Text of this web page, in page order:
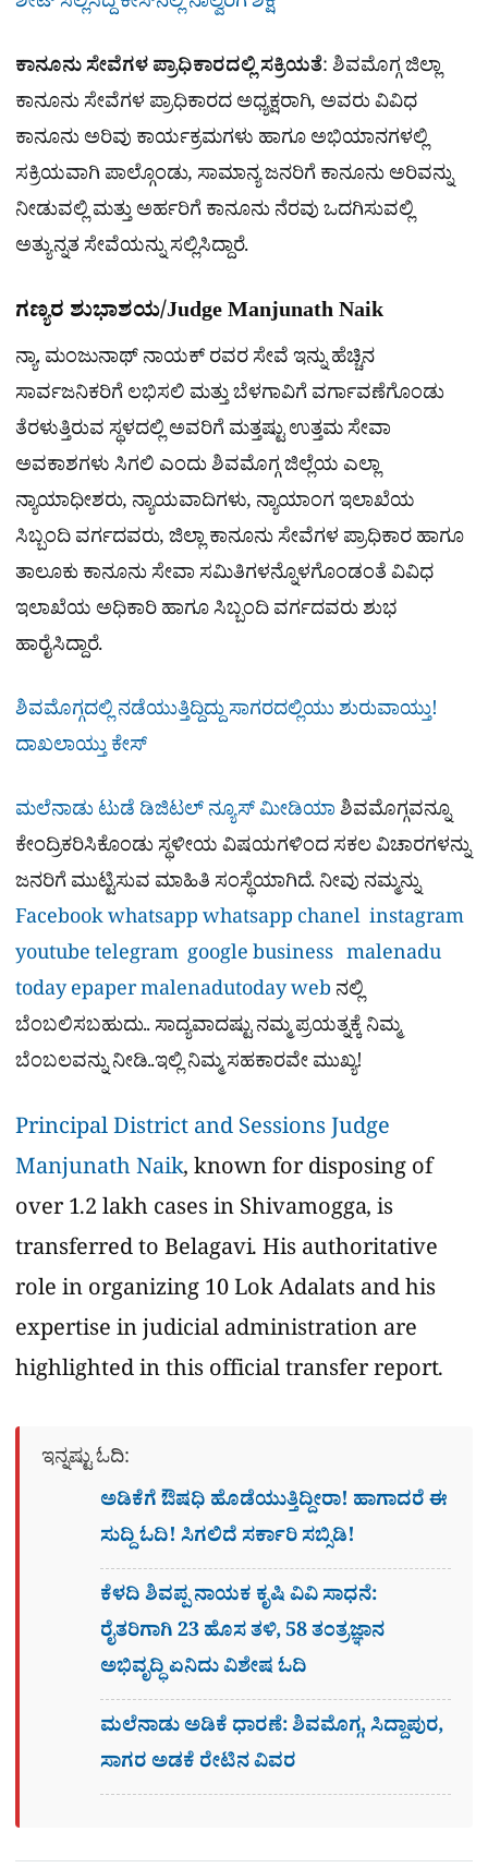
ಕಾನೂನು ಸೇವೆಗಳ ಪ್ರಾಧಿಕಾರದಲ್ಲಿ ಸಕ್ರಿಯತೆ: ಶಿವಮೊಗ್ಗ ಜಿಲ್ಲಾ
ಕಾನೂನು ಸೇವೆಗಳ ಪ್ರಾಧಿಕಾರದ ಅಧ್ಯಕ್ಷರಾಗಿ, ಅವರು ವಿವಿಧ
ಕಾನೂನು ಅರಿವು ಕಾರ್ಯಕ್ರಮಗಳು ಹಾಗೂ ಅಭಿಯಾನಗಳಲ್ಲಿ
ಸಕ್ರಿಯವಾಗಿ ಪಾಲ್ಗೊಂಡು, ಸಾಮಾನ್ಯ ಜನರಿಗೆ ಕಾನೂನು ಅರಿವನ್ನು
ನೀಡುವಲ್ಲಿ ಮತ್ತು ಅರ್ಹರಿಗೆ ಕಾನೂನು ನೆರವು ಒದಗಿಸುವಲ್ಲಿ
ಅತ್ಯುನ್ನತ ಸೇವೆಯನ್ನು ಸಲ್ಲಿಸಿದ್ದಾರೆ.
ಗಣ್ಯರ ಶುಭಾಶಯ/Judge Manjunath Naik
ನ್ಯಾ. ಮಂಜುನಾಥ್ ನಾಯಕ್ ರವರ ಸೇವೆ ಇನ್ನು ಹೆಚ್ಚಿನ
ಸಾರ್ವಜನಿಕರಿಗೆ ಲಭಿಸಲಿ ಮತ್ತು ಬೆಳಗಾವಿಗೆ ವರ್ಗಾವಣೆಗೊಂಡು
ತೆರಳುತ್ತಿರುವ ಸ್ಥಳದಲ್ಲಿ ಅವರಿಗೆ ಮತ್ತಷ್ಟು ಉತ್ತಮ ಸೇವಾ
ಅವಕಾಶಗಳು ಸಿಗಲಿ ಎಂದು ಶಿವಮೊಗ್ಗ ಜಿಲ್ಲೆಯ ಎಲ್ಲಾ
ನ್ಯಾಯಾಧೀಶರು, ನ್ಯಾಯವಾದಿಗಳು, ನ್ಯಾಯಾಂಗ ಇಲಾಖೆಯ
ಸಿಬ್ಬಂದಿ ವರ್ಗದವರು, ಜಿಲ್ಲಾ ಕಾನೂನು ಸೇವೆಗಳ ಪ್ರಾಧಿಕಾರ ಹಾಗೂ
ತಾಲೂಕು ಕಾನೂನು ಸೇವಾ ಸಮಿತಿಗಳನ್ನೊಳಗೊಂಡಂತೆ ವಿವಿಧ
ಇಲಾಖೆಯ ಅಧಿಕಾರಿ ಹಾಗೂ ಸಿಬ್ಬಂದಿ ವರ್ಗದವರು ಶುಭ
ಹಾರೈಸಿದ್ದಾರೆ.
ಶಿವಮೊಗ್ಗದಲ್ಲಿ ನಡೆಯುತ್ತಿದ್ದಿದ್ದು ಸಾಗರದಲ್ಲಿಯು ಶುರುವಾಯ್ತು!
ದಾಖಲಾಯ್ತು ಕೇಸ್
ಮಲೆನಾಡು ಟುಡೆ ಡಿಜಿಟಲ್ ನ್ಯೂಸ್ ಮೀಡಿಯಾಶಿವಮೊಗ್ಗವನ್ನೂ
ಕೇಂದ್ರಿಕರಿಸಿಕೊಂಡು ಸ್ಥಳೀಯ ವಿಷಯಗಳಿಂದ ಸಕಲ ವಿಚಾರಗಳನ್ನು
ಜನರಿಗೆ ಮುಟ್ಟಿಸುವ ಮಾಹಿತಿ ಸಂಸ್ಥೆಯಾಗಿದೆ. ನೀವು ನಮ್ಮನ್ನು
Facebookwhatsappwhatsapp chanel instagram
youtubetelegram google business malenadu
today epapermalenadutoday web ನಲ್ಲಿ
ಬೆಂಬಲಿಸಬಹುದು.. ಸಾದ್ಯವಾದಷ್ಟು ನಮ್ಮ ಪ್ರಯತ್ನಕ್ಕೆ ನಿಮ್ಮ
ಬೆಂಬಲವನ್ನು ನೀಡಿ..ಇಲ್ಲಿ ನಿಮ್ಮ ಸಹಕಾರವೇ ಮುಖ್ಯ!
Principal District and Sessions Judge
Manjunath Naik, known for disposing of
over 1.2 lakh cases in Shivamogga, is
transferred to Belagavi. His authoritative
role in organizing 10 Lok Adalats and his
expertise in judicial administration are
highlighted in this official transfer report.
ಇನ್ನಷ್ಟು ಓದಿ:
ಅಡಿಕೆಗೆ ಔಷಧಿ ಹೊಡೆಯುತ್ತಿದ್ದೀರಾ! ಹಾಗಾದರೆ ಈ
ಸುದ್ದಿ ಓದಿ! ಸಿಗಲಿದೆ ಸರ್ಕಾರಿ ಸಬ್ಸಿಡಿ!
ಕೆಳದಿ ಶಿವಪ್ಪ ನಾಯಕ ಕೃಷಿ ವಿವಿ ಸಾಧನೆ:
ರೈತರಿಗಾಗಿ 23 ಹೊಸ ತಳಿ, 58 ತಂತ್ರಜ್ಞಾನ
ಅಭಿವೃದ್ಧಿ ಏನಿದು ವಿಶೇಷ ಓದಿ
ಮಲೆನಾಡು ಅಡಿಕೆ ಧಾರಣೆ: ಶಿವಮೊಗ್ಗ, ಸಿದ್ದಾಪುರ,
ಸಾಗರ ಅಡಕೆ ರೇಟಿನ ವಿವರ